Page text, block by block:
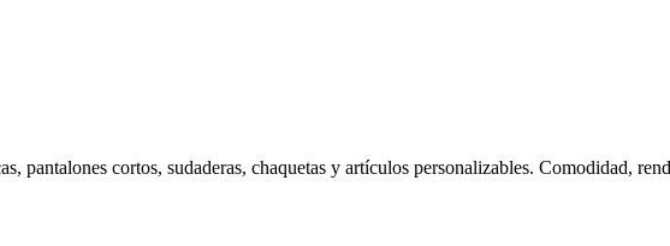
pantalones cortos, sudaderas, chaquetas y artículos personalizables. Comodidad,